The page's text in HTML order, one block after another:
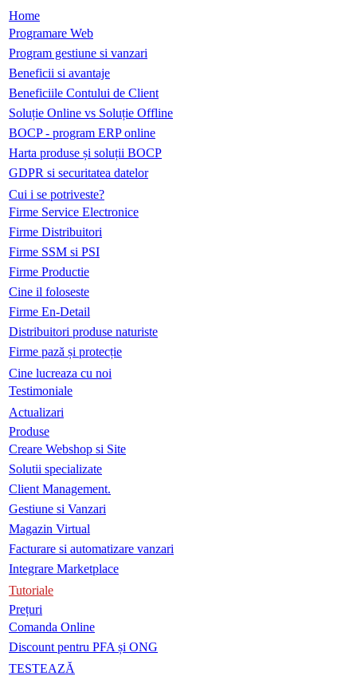
Home
Programare Web
Program gestiune si vanzari
Beneficii si avantaje
Beneficiile Contului de Client
Soluție Online vs Soluție Offline
BOCP - program ERP online
Harta produse și soluții BOCP
GDPR si securitatea datelor
Cui i se potriveste?
Firme Service Electronice
Firme Distribuitori
Firme SSM si PSI
Firme Productie
Cine il foloseste
Firme En-Detail
Distribuitori produse naturiste
Firme pază și protecție
Cine lucreaza cu noi
Testimoniale
Actualizari
Produse
Creare Webshop si Site
Solutii specializate
Client Management.
Gestiune si Vanzari
Magazin Virtual
Facturare si automatizare vanzari
Integrare Marketplace
Tutoriale
Prețuri
Comanda Online
Discount pentru PFA și ONG
TESTEAZĂ